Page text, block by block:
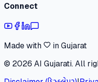
Connect
Made with
in Gujarat
© 2026 AI Gujarati. All